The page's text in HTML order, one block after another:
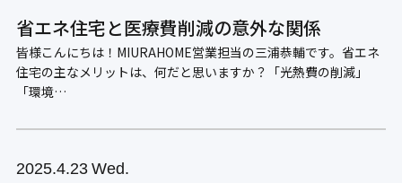
省エネ住宅と医療費削減の意外な関係
皆様こんにちは！MIURAHOME営業担当の三浦恭輔です。省エネ
住宅の主なメリットは、何だと思いますか？「光熱費の削減」
「環境…
2025 4.23 Wed.